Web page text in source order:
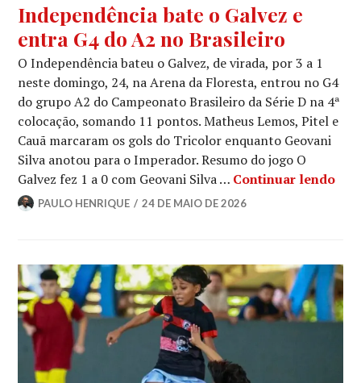
Independência bate o Galvez e
entra G4 do A2 no Brasileiro
O Independência bateu o Galvez, de virada, por 3 a 1
neste domingo, 24, na Arena da Floresta, entrou no G4
do grupo A2 do Campeonato Brasileiro da Série D na 4ª
colocação, somando 11 pontos. Matheus Lemos, Pitel e
Cauã marcaram os gols do Tricolor enquanto Geovani
Silva anotou para o Imperador. Resumo do jogo O
Galvez fez 1 a 0 com Geovani Silva … Continuar lendo
PAULO HENRIQUE 24 DE MAIO DE 2026